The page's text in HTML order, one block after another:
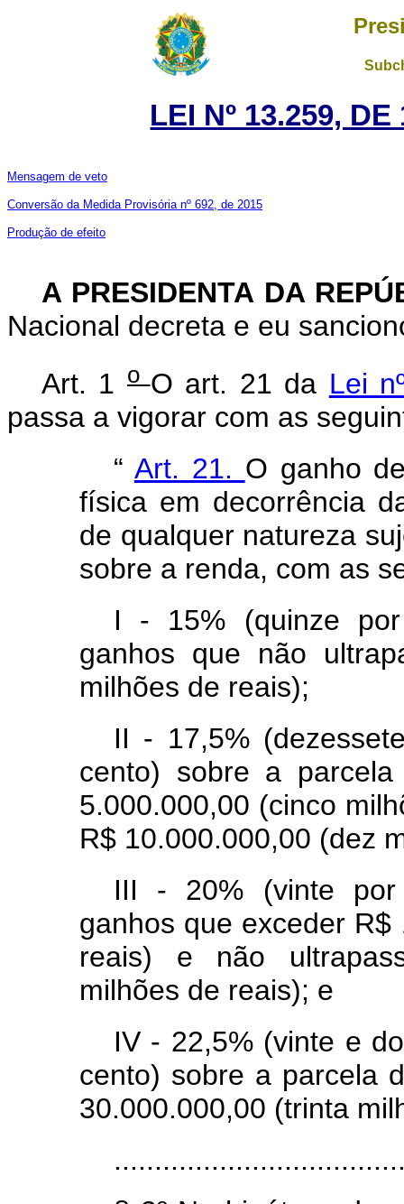
LEI Nº 13.259,
Mensagem de veto
Conversão da Medida Provisória nº 692, de 2015
Produção de efeito
A PRESIDENTA DA
Nacional decreta e eu
Art. 1 o O art. 21 da Lei
passa a vigorar com as
“ Art. 21. O ganho
física em decorrência
de qualquer natureza
sobre a renda, com as
I - 15% (quinze
ganhos que não
milhões de reais);
II - 17,5%
cento) sobre a
5.000.000,00 (cinco
R$ 10.000.000,00 (dez
III - 20% (vinte
ganhos que exceder
reais) e não
milhões de reais); e
IV - 22,5% (vinte e
cento) sobre a parcela
30.000.000,00 (trinta